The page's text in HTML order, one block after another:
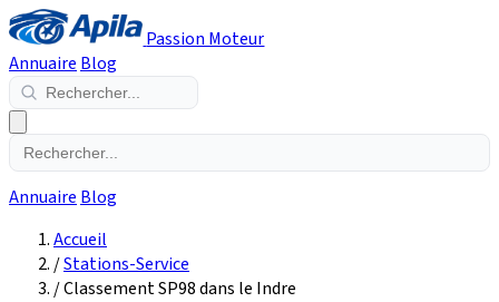
Passion Moteur
Annuaire Blog
Annuaire Blog
Accueil
/Stations-Service
/Classement SP98 dans le Indre